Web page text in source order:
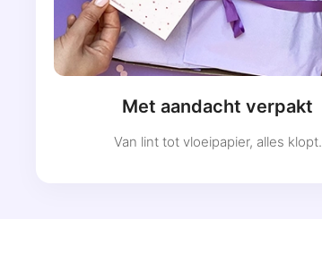
Met aandacht verpakt
Van lint tot vloeipapier, alles klopt.